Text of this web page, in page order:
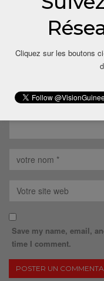
Votre
Save my name, email,
time I comment.
Cliquez sur les boutons